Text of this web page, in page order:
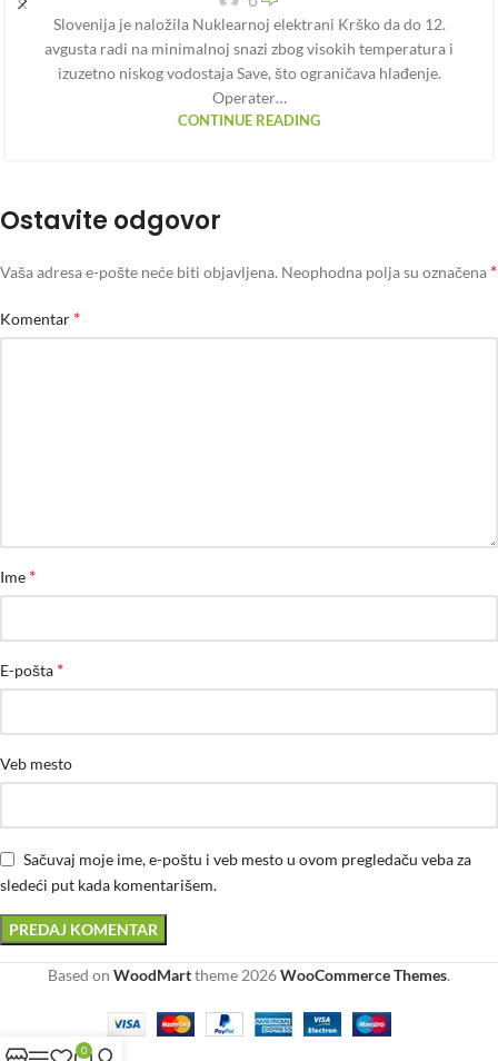
Slovenija je naložila Nuklearnoj elektrani Krško da do 12.
avgusta radi na minimalnoj snazi zbog visokih temperatura i
izuzetno niskog vodostaja Save, što ograničava hlađenje.
Operater…
CONTINUE READING
Ostavite odgovor
Vaša adresa e-pošte neće biti objavljena. Neophodna polja su označena *
Komentar *
Ime *
E-pošta *
Veb mesto
Sačuvaj moje ime, e-poštu i veb mesto u ovom pregledaču veba za
sledeći put kada komentarišem.
Based on WoodMarttheme 2026WooCommerce Themes.
0